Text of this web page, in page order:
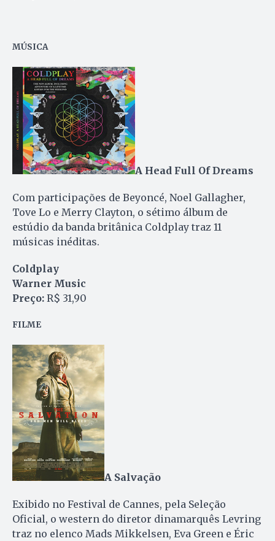
MÚSICA
A Head Full Of Dreams
Com participações de Beyoncé, Noel Gallagher,
Tove Lo e Merry Clayton, o sétimo álbum de
estúdio da banda britânica Coldplay traz 11
músicas inéditas.
Coldplay
Warner Music
Preço: R$ 31,90
FILME
A Salvação
Exibido no Festival de Cannes, pela Seleção
Oficial, o western do diretor dinamarquês Levring
traz no elenco Mads Mikkelsen, Eva Green e Éric